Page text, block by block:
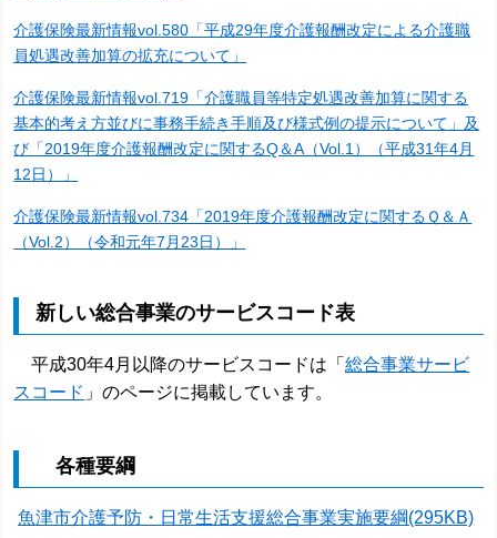
介護保険最新情報vol.580「平成29年度介護報酬改定による介護職
員処遇改善加算の拡充について」
介護保険最新情報vol.719「介護職員等特定処遇改善加算に関する
基本的考え方並びに事務手続き手順及び様式例の提示について」及
び「2019年度介護報酬改定に関するQ＆A（Vol.1）（平成31年4月
12日）」
介護保険最新情報vol.734「2019年度介護報酬改定に関するＱ＆Ａ
（Vol.2）（令和元年7月23日）」
新しい総合事業のサービスコード表
平成30年4月以降のサービスコードは「総合事業サービ
スコード 」のページに掲載しています。
各種要綱
魚津市介護予防・日常生活支援総合事業実施要綱(295KB)